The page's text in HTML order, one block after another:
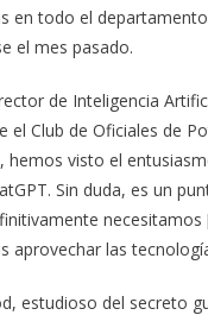
en todo el
el mes pasado.
de Inteligencia
el Club de Oficiales de
hemos visto el
Sin duda, es un
aprovechar las
estudioso del secreto